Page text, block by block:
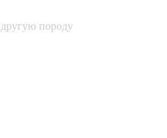
породу